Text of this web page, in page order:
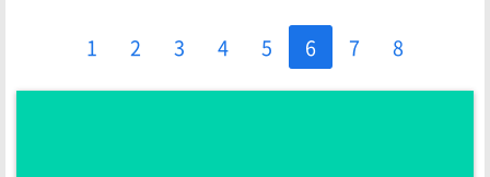
1 2 3 4 5 6 7 8